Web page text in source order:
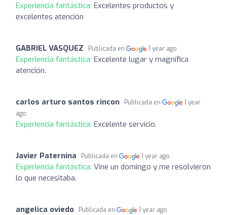
Experiencia fantástica: Excelentes productos y
excelentes atención
GABRIEL VASQUEZ Publicada en 1 year ago
Experiencia fantástica: Excelente lugar y magnífica
atención.
carlos arturo santos rincon Publicada en
1 year
ago
Experiencia fantástica: Excelente servicio.
Javier Paternina Publicada en 1 year ago
Experiencia fantástica: Vine un domingo y me resolvieron
lo que necesitaba.
angelica oviedo Publicada en 1 year ago